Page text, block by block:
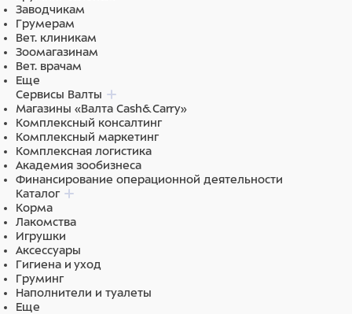
Заводчикам
Грумерам
Вет. клиникам
Зоомагазинам
Вет. врачам
Еще
Сервисы Валты
Магазины «Валта Cash&Carry»
Комплексный консалтинг
Комплексный маркетинг
Комплексная логистика
Академия зообизнеса
Финансирование операционной деятельности
Каталог
Корма
Лакомства
Игрушки
Аксессуары
Гигиена и уход
Груминг
Наполнители и туалеты
Еще